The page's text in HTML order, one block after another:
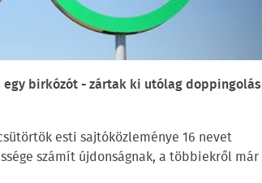
birkózót - zártak ki utólag doppingolás
esti sajtóközleménye 16 nevet
számít újdonságnak, a többiekről már